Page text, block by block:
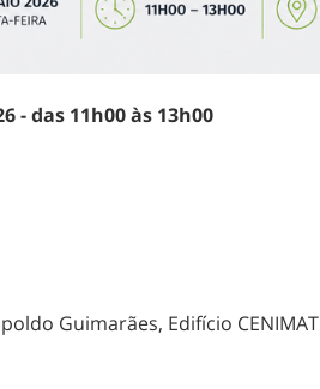
- das 11h00 às 13h00
Guimarães, Edifício CENIMAT